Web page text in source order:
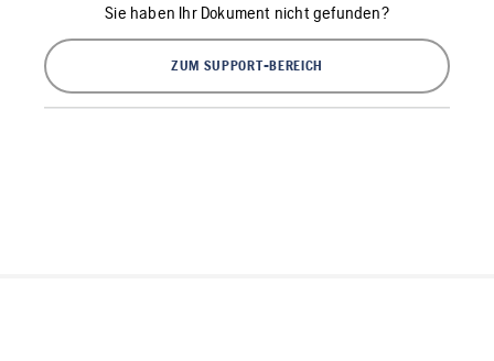
Sie haben Ihr Dokument nicht gefunden?
ZUM SUPPORT-BEREICH